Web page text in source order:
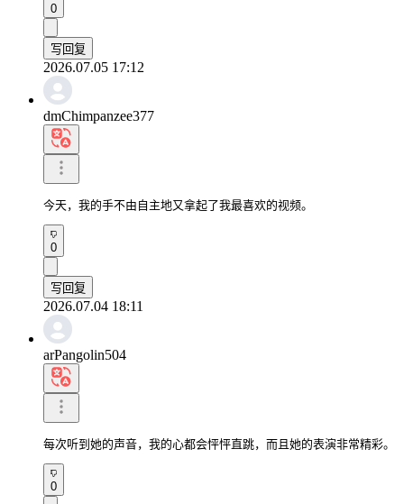
0
写回复
2026.07.05 17:12
dmChimpanzee377
今天，我的手不由自主地又拿起了我最喜欢的视频。
0
写回复
2026.07.04 18:11
arPangolin504
每次听到她的声音，我的心都会怦怦直跳，而且她的表演非常精彩。
0